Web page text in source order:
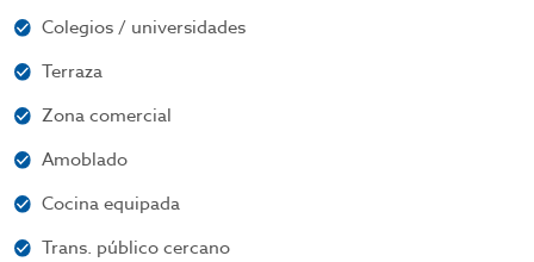
Colegios / universidades
Terraza
Zona comercial
Amoblado
Cocina equipada
Trans. público cercano